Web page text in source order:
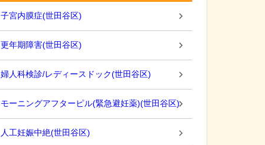
子宮内膜症(世田谷区)
更年期障害(世田谷区)
婦人科検診/レディースドック(世田谷区)
モーニングアフターピル(緊急避妊薬)(世田谷区)
人工妊娠中絶(世田谷区)